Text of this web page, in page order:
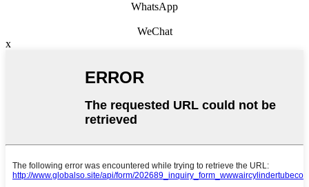
WhatsApp
WeChat
x